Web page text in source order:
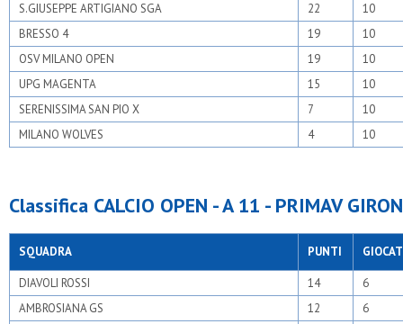
S.GIUSEPPE ARTIGIANO SGA 22
10
BRESSO 4
19
10
OSV MILANO OPEN
19
10
UPG MAGENTA
15
10
SERENISSIMA SAN PIO X
7
10
MILANO WOLVES
4 10
Classifica CALCIO OPEN - A 11 - PRIMAV
SQUADRA PUNTI
DIAVOLI ROSSI 14
6
AMBROSIANA GS
12
6